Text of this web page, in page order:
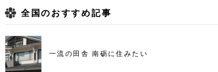
全国のおすすめ記事
一流の田舎 南砺に住みたい